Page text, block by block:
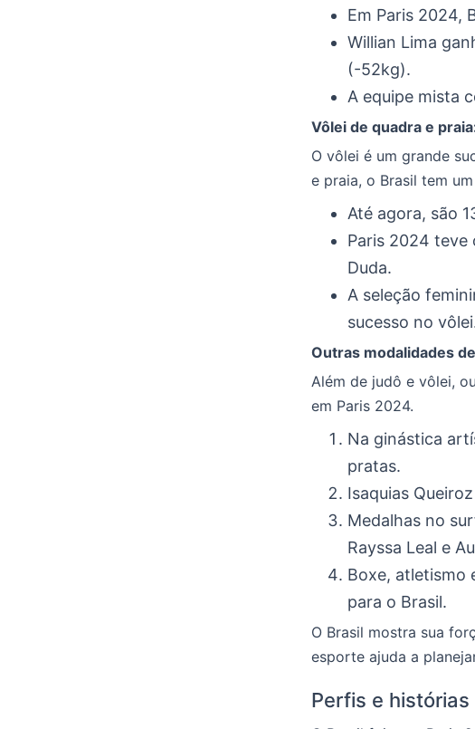
Em Paris 2024,
Willian Lima
(-52kg).
A equipe mista
Vôlei de quadra e
O vôlei é um grande
e praia, o Brasil tem
Até agora, são
Paris 2024 teve
Duda.
A seleção
sucesso no
Outras modalidades
Além de judô e vôlei,
em Paris 2024.
Na ginástica
pratas.
Isaquias
Medalhas no
Rayssa Leal e
Boxe, atletismo
para o Brasil.
O Brasil mostra sua
esporte ajuda a
Perfis e